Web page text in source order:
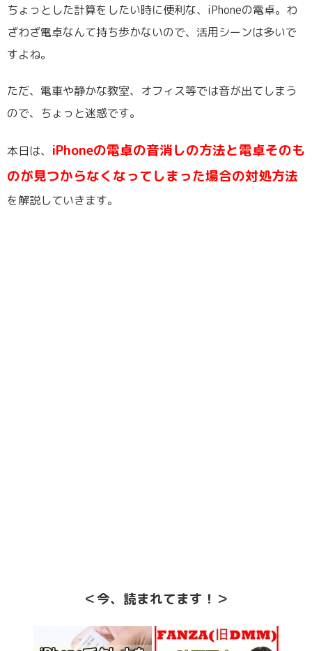
ちょっとした計算をしたい時に便利な、iPhoneの電卓。わ
ざわざ電卓なんて持ち歩かないので、活用シーンは多いで
すよね。
ただ、電車や静かな教室、オフィス等では音が出てしまう
ので、ちょっと迷惑です。
本日は、 iPhoneの電卓の音消しの方法と電卓そのも
のが見つからなくなってしまった場合の対処方法
を解説していきます。
＜今、読まれてます！＞